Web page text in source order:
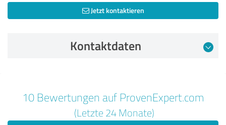
Jetzt kontaktieren
Kontaktdaten
10 Bewertungen auf ProvenExpert.com
(Letzte 24 Monate)